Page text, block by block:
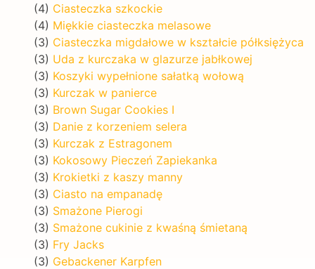
(4) Ciasteczka szkockie
(4) Miękkie ciasteczka melasowe
(3) Ciasteczka migdałowe w kształcie półksiężyca
(3) Uda z kurczaka w glazurze jabłkowej
(3) Koszyki wypełnione sałatką wołową
(3) Kurczak w panierce
(3) Brown Sugar Cookies I
(3) Danie z korzeniem selera
(3) Kurczak z Estragonem
(3) Kokosowy Pieczeń Zapiekanka
(3) Krokietki z kaszy manny
(3) Ciasto na empanadę
(3) Smażone Pierogi
(3) Smażone cukinie z kwaśną śmietaną
(3) Fry Jacks
(3) Gebackener Karpfen